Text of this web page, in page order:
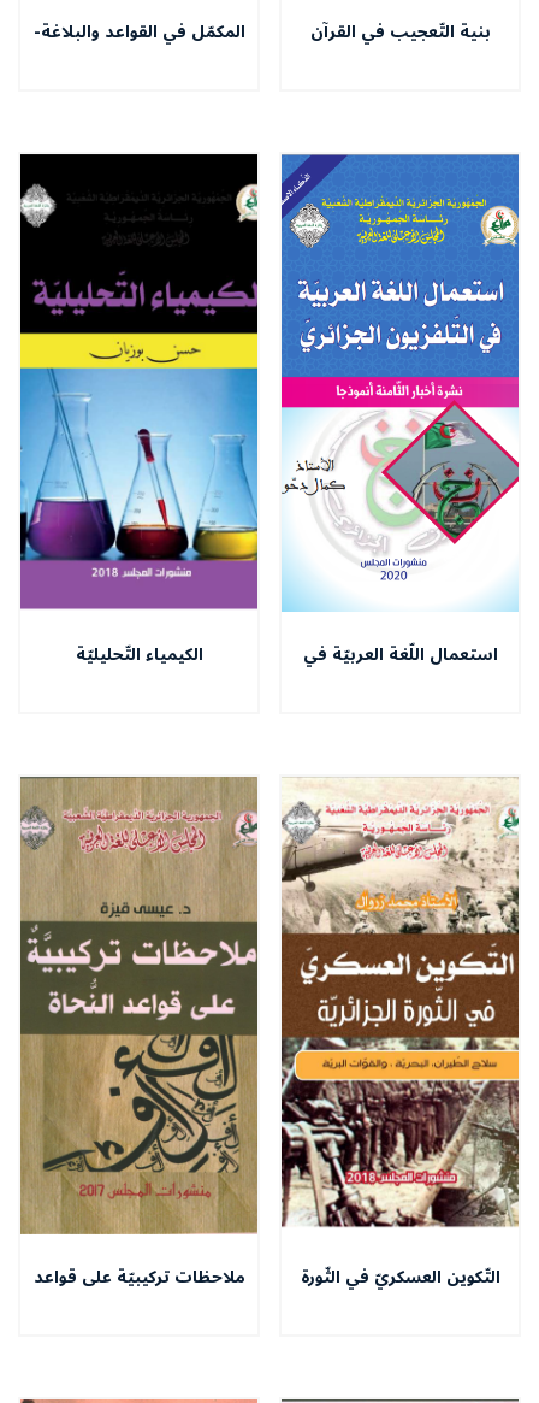
بنية التّعجيب في القرآن المكمّل في القواعد والبلاغة-
استعمال اللّغة العربيّة في الكيمياء التّحليليّة
التّكوين العسكريّ في الثّورة ملاحظات تركيبيّة على قواعد